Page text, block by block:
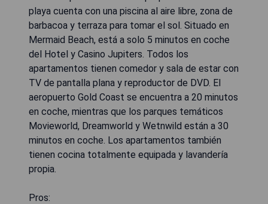
playa cuenta con una piscina al aire libre, zona de
barbacoa y terraza para tomar el sol. Situado en
Mermaid Beach, está a solo 5 minutos en coche
del Hotel y Casino Jupiters. Todos los
apartamentos tienen comedor y sala de estar con
TV de pantalla plana y reproductor de DVD. El
aeropuerto Gold Coast se encuentra a 20 minutos
en coche, mientras que los parques temáticos
Movieworld, Dreamworld y Wetnwild están a 30
minutos en coche. Los apartamentos también
tienen cocina totalmente equipada y lavandería
propia.
Pros: